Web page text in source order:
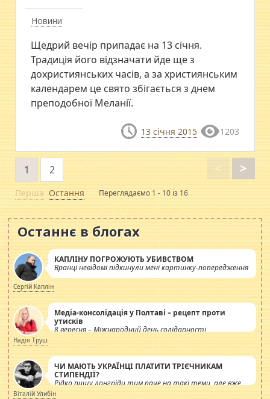
Новини
Щедрий вечір припадає на 13 січня.
Традиція його відзначати йде ще з
дохристиянських часів, а за християнським
календарем це свято збігається з днем
преподобної Меланії.
13 січня 2015 1203
Перша
<
1 2 >
Остання Переглядаємо 1 - 10 із 16
Останнє в блогах
КАПЛІНУ ПОГРОЖУЮТЬ УБИВСТВОМ
Вранці невідомі підкинули мені картинку-попередження
Сергій Каплін
Медіа-консолідація у Полтаві – рецепт проти
утисків
8 вересня – Міжнародний день солідарності
журналістів.
Надія Труш
ЧИ МАЮТЬ УКРАЇНЦІ ПЛАТИТИ ТРІЄЧНИКАМ
СТИПЕНДІЇ?
Рідко пишу лонгріди тим паче на такі теми, але вже
просто дістало! Обурюють сьогоднішні інсенуації
Віталій Улибін